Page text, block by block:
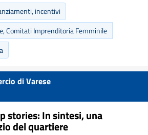
incentivi
Comitati Imprenditoria Femminile
di Varese
stories: In sintesi, una
del quartiere